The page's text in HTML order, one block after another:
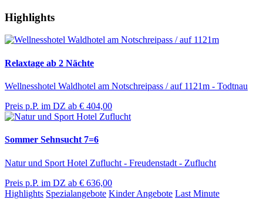
Highlights
Relaxtage ab 2 Nächte
Wellnesshotel Waldhotel am Notschreipass / auf 1121m - Todtnau
Preis p.P. im DZ ab € 404,00
Sommer Sehnsucht 7=6
Natur und Sport Hotel Zuflucht - Freudenstadt - Zuflucht
Preis p.P. im DZ ab € 636,00
Highlights Spezialangebote Kinder Angebote Last Minute